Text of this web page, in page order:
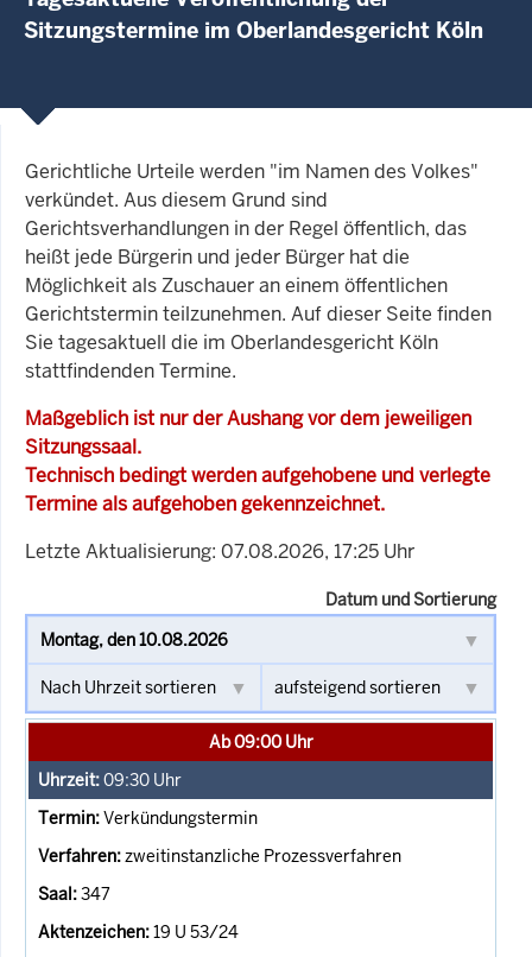
Sitzungstermine im Oberlandesgericht Köln
Gerichtliche Urteile werden "im Namen des Volkes"
verkündet. Aus diesem Grund sind
Gerichtsverhandlungen in der Regel öffentlich, das
heißt jede Bürgerin und jeder Bürger hat die
Möglichkeit als Zuschauer an einem öffentlichen
Gerichtstermin teilzunehmen. Auf dieser Seite finden
Sie tagesaktuell die im Oberlandesgericht Köln
stattfindenden Termine.
Maßgeblich ist nur der Aushang vor dem jeweiligen
Sitzungssaal.
Technisch bedingt werden aufgehobene und verlegte
Termine als aufgehoben gekennzeichnet.
Letzte Aktualisierung: 07.08.2026, 17:25 Uhr
Datum und Sortierung
Ab 09:00 Uhr
09:30 Uhr
Verkündungstermin
zweitinstanzliche Prozessverfahren
347
19 U 53/24